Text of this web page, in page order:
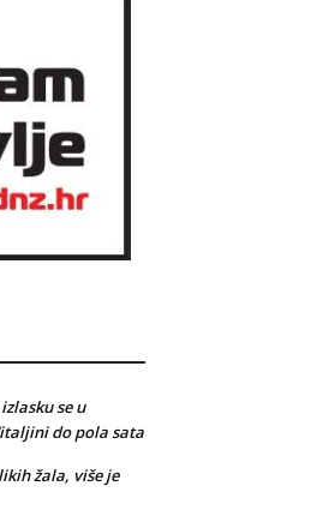
se u
do pola sata
žala, više je